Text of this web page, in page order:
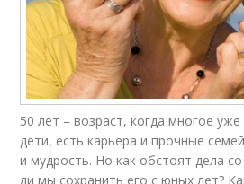
50 лет – возраст, когда многое
дети, есть карьера и прочные
и мудрость. Но как обстоят дела
ли мы сохранить его с юных лет?